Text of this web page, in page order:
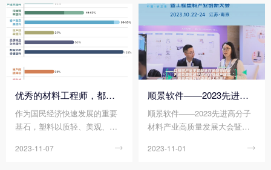
的日益增强，绿色、智能、可
持续的生产方式已经成为新材
料产业发展的重要趋势。在这
个背景下，顺景软件作为一家
专注于做新材料产业的数字化
软件企业，带着创新技术和解
决方案，参加了第四届中国塑
是在当今的这种商业环境中，
降低和控制运营成本已成为一
种必要。因此，我们充分了解
清楚ERP乐投·体育-中国一站式
服务平台运营成本的计算方
法，以便帮助企业降低运营成
本并提高生产率。那么您知道E
平台的运营成本计算包括有哪
些方面吗?
优秀的材料工程师，都在跟这个新朋友打交道!
作为国民经济快速发展的重要
基石，塑料以质轻、美观、易
点支撑起汽车、家电、电子电
2023-11-07 
顺景软件——2023先进高分子材料产业高质量发展大会暨工程塑料产业创新大会
顺景软件——2023先进高分子
材料产业高质量发展大会暨工
2023-11-01 